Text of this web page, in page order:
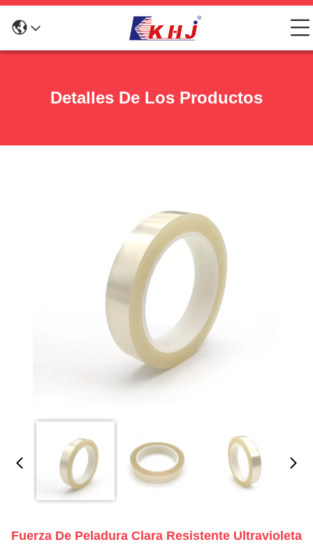
Detalles De Los Productos
Fuerza De Peladura Clara Resistente Ultravioleta